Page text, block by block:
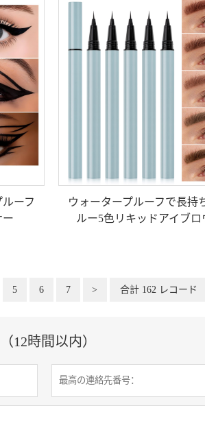
ーフ
ー
ウォータープルーフで長持
ルー5色リキッドアイブロ
5 6 7 > 合計 162 レコード
12時間以内）